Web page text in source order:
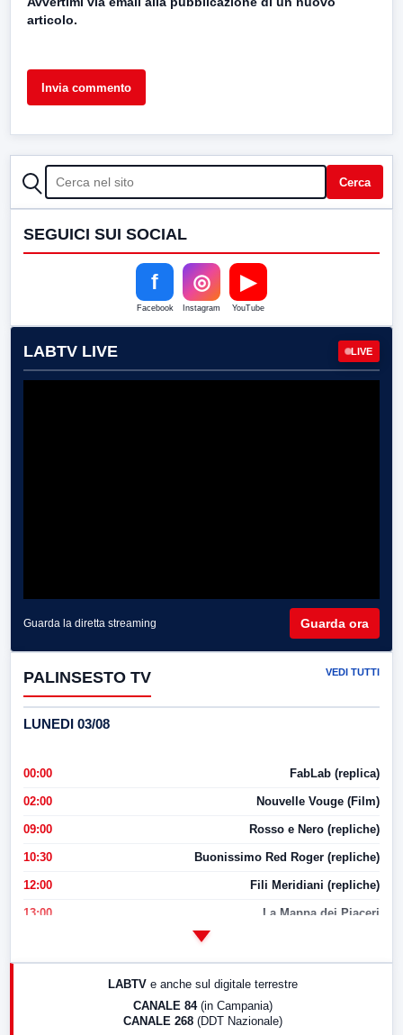
articolo.
CERCA Cerca
SEGUICI SUI SOCIAL
f
Facebook
◎
Instagram
▶
YouTube
LABTV LIVE LIVE
Guarda la diretta streaming Guarda ora
PALINSESTO TV VEDI TUTTI
LUNEDI 03/08
00:00 FabLab (replica)
02:00 Nouvelle Vouge (Film)
09:00 Rosso e Nero (repliche)
10:30 Buonissimo Red Roger (repliche)
12:00 Fili Meridiani (repliche)
13:00 La Mappa dei Piaceri
LABTV e anche sul digitale terrestre
CANALE 84 (in Campania)
CANALE 268 (DDT Nazionale)